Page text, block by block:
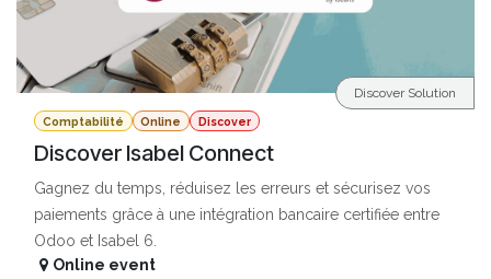
Comptabilité Online Discover
Discover Isabel Connect
Gagnez du temps, réduisez les erreurs et sécurisez vos
paiements grâce à une intégration bancaire certifiée entre
Odoo et Isabel 6.
Discover Solution
Online event